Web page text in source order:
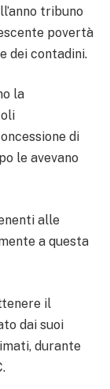
tribuno
povertà
dei contadini.
la
di
le avevano
alle
a questa
il
dai suoi
durante